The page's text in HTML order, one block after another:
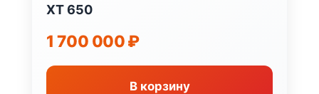
XT 650
1 700 000₽
В корзину